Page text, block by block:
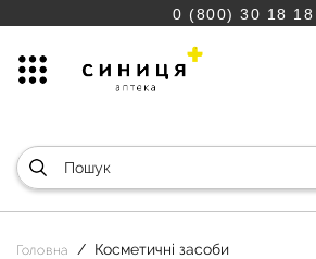
0 (800) 30 18 18
Головна Косметичні засоби